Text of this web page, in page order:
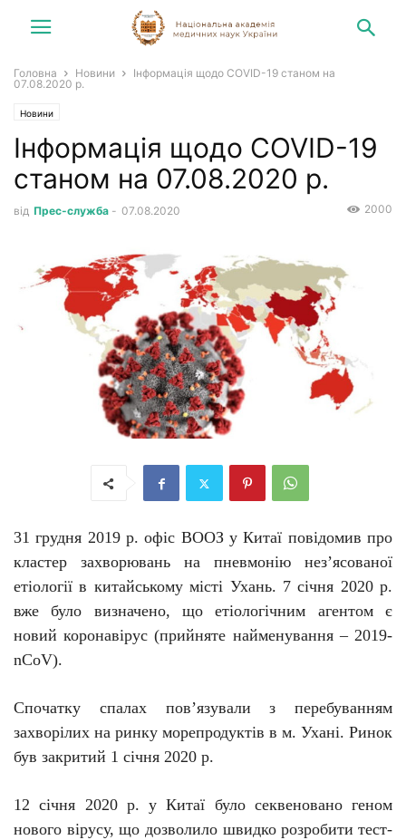
Головна Новини
Інформація щодо COVID-19 станом на
07.08.2020 р.
Новини
Інформація щодо COVID-19
станом на 07.08.2020 р.
від Прес-служба - 07.08.2020 2000
31 грудня 2019 р. офіс ВООЗ у Китаї повідомив про
кластер захворювань на пневмонію нез’ясованої
етіології в китайському місті Ухань. 7 січня 2020 р.
вже було визначено, що етіологічним агентом є
новий коронавірус (прийняте найменування – 2019-
nCoV).
Спочатку спалах пов’язували з перебуванням
захворілих на ринку морепродуктів в м. Ухані. Ринок
був закритий 1 січня 2020 р.
12 січня 2020 р. уКитаї було секвеновано геном
нового вірусу, що дозволило швидкорозробити тест-